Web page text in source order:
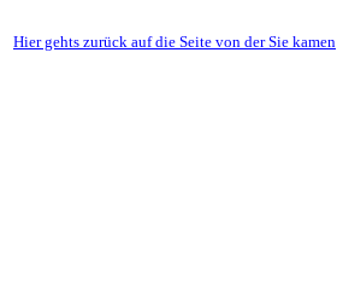
Hier gehts zurück auf die Seite von der Sie kamen